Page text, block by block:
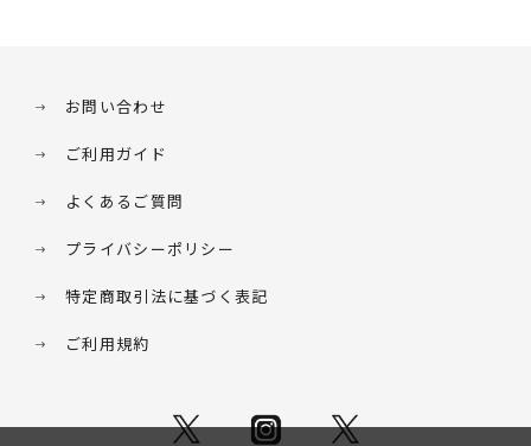
お問い合わせ
ご利用ガイド
よくあるご質問
プライバシーポリシー
特定商取引法に基づく表記
ご利用規約